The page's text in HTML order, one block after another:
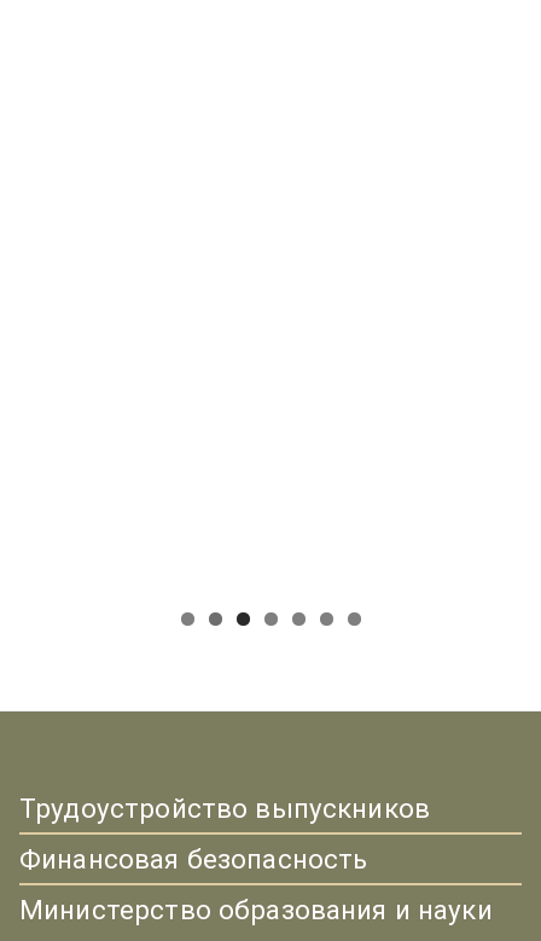
Трудоустройство выпускников
Финансовая безопасность
Министерство образования и науки